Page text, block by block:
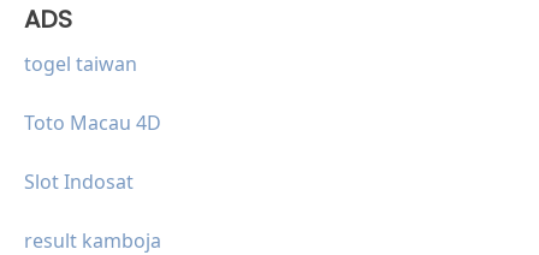
ADS
togel taiwan
Toto Macau 4D
Slot Indosat
result kamboja